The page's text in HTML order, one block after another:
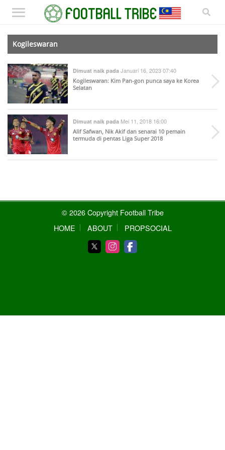
Kogileswaran
Dimuat naik pada Januari 16, 2023 07:40
Kogileswaran: Kim Pan-gon punca saya ke Korea
Selatan
Dimuat naik pada Mei 11, 2018 16:00
Alif Safwan, Nik Akif dan senarai 10 pemain
termuda di pentas Liga Super 2018
© 2026 Copyright Football Tribe
HOME
ABOUT PROPSOCIAL